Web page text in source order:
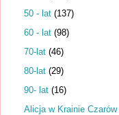
50 - lat (137)
60 - lat (98)
70-lat (46)
80-lat (29)
90- lat (16)
Alicja w Krainie Czarów